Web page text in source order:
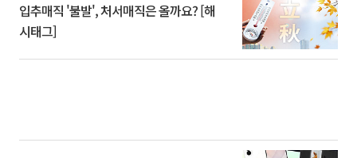
입추매직 '불발', 처서매직은 올까요? [해
시태그]